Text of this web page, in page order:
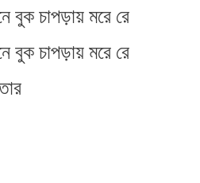
বুক চাপড়ায় মরে রে
বুক চাপড়ায় মরে রে